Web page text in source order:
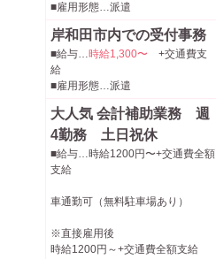
■雇用形態…派遣
岸和田市内での受付事務
■給与…時給1,300〜 +交通費支
給
■雇用形態…派遣
大人気 会計補助業務 週
4勤務 土日祝休
■給与…時給1200円〜+交通費全額
支給
車通勤可（無料駐車場あり）
※直接雇用後
時給1200円～+交通費全額支給